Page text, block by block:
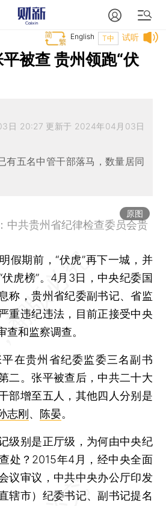
试听
T中
English
被查 贵州领跑“伏
日 20:27 更新于 2024年04月03日
有五名中管干部落马，数量居同
原图
中共贵州省纪律检查委员会贵
假期前，“伏虎”再下一城，并
虎榜”。4月3日，中央纪委国
称，贵州省纪委副书记、省监
重违纪违法，目前正接受中央
查和监察调查。
贵州省纪委监委三名副书
二。张平被查后，中共二十大
部增至五人，其他四人分别是
志刚 、 陈晏。
别是正厅级，为何由中央纪
处？2015年4月，经中央全面
议审议，中共中央办公厅印发
辖市）纪委书记、副书记提名